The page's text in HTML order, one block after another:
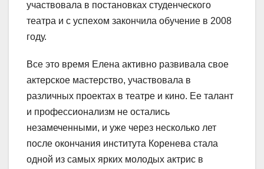
участвовала в постановках студенческого
театра и с успехом закончила обучение в 2008
году.
Все это время Елена активно развивала свое
актерское мастерство, участвовала в
различных проектах в театре и кино. Ее талант
и профессионализм не остались
незамеченными, и уже через несколько лет
после окончания института Коренева стала
одной из самых ярких молодых актрис в